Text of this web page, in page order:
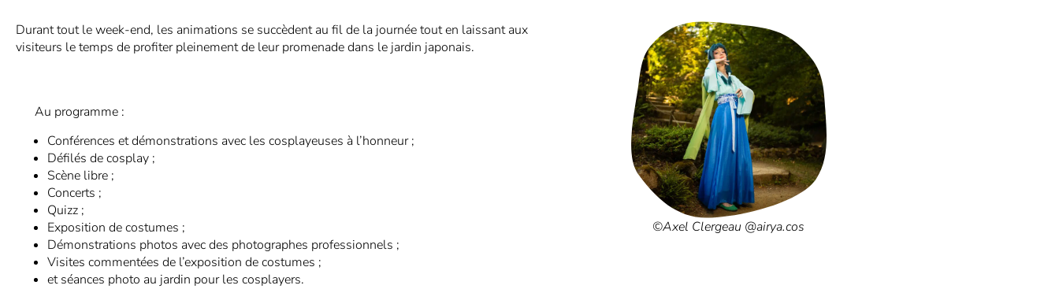
Durant tout le week-end, les animations se succèdent au fil de la journée tout en laissant aux
visiteurs le temps de profiter pleinement de leur promenade dans le jardin japonais.
Au programme :
Conférences et démonstrations avec les cosplayeuses à l’honneur ;
Défilés de cosplay ;
Scène libre ;
Concerts ;
Quizz ;
Exposition de costumes ;
Démonstrations photos avec des photographes professionnels ;
Visites commentées de l’exposition de costumes ;
et séances photo au jardin pour les cosplayers.
©Axel Clergeau @airya.cos